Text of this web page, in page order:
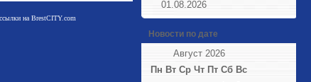
на BrestCITY.com
01.08.2026
Новости по дате
Август 2026
Пн Вт Ср Чт Пт Сб Вс